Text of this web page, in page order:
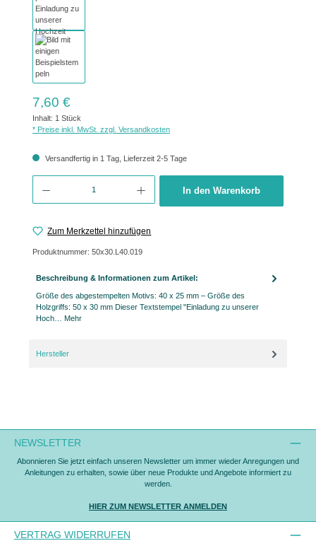
Regulärer Preis:
7,60 €
Inhalt: 1 Stück
* Preise inkl. MwSt. zzgl. Versandkosten
Versandfertig in 1 Tag, Lieferzeit 2-5 Tage
In den Warenkorb
Zum Merkzettel hinzufügen
Produktnummer: 50x30.L40.019
Beschreibung & Informationen zum Artikel:
Größe des abgestempelten Motivs: 40 x 25 mm – Größe des
Holzgriffs: 50 x 30 mm Dieser Textstempel "Einladung zu unserer
Hoch… Mehr
Hersteller
NEWSLETTER
Abonnieren Sie jetzt einfach unseren Newsletter um immer wieder Anregungen und
Anleitungen zu erhalten, sowie über neue Produkte und Angebote informiert zu
werden.
HIER ZUM NEWSLETTER ANMELDEN
VERTRAG WIDERRUFEN